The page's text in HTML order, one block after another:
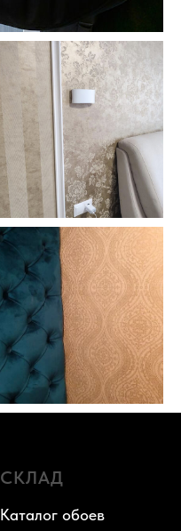
СКЛАД
Каталог обоев